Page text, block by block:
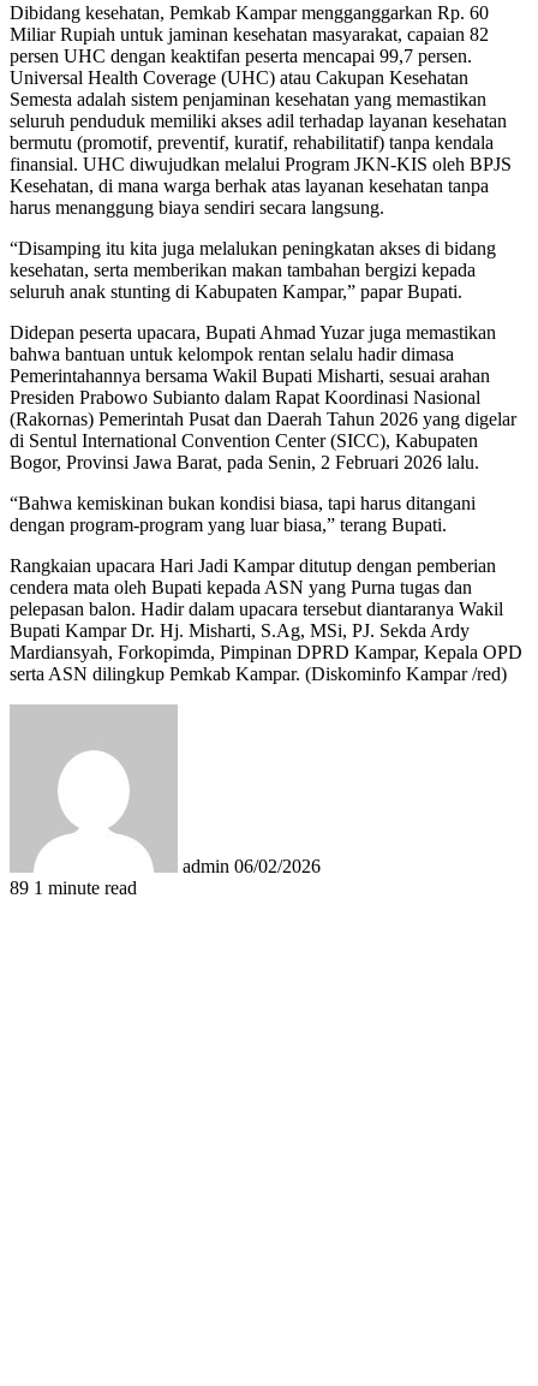
Dibidang kesehatan, Pemkab Kampar mengganggarkan Rp. 60
Miliar Rupiah untuk jaminan kesehatan masyarakat, capaian 82
persen UHC dengan keaktifan peserta mencapai 99,7 persen.
Universal Health Coverage (UHC) atau Cakupan Kesehatan
Semesta adalah sistem penjaminan kesehatan yang memastikan
seluruh penduduk memiliki akses adil terhadap layanan kesehatan
bermutu (promotif, preventif, kuratif, rehabilitatif) tanpa kendala
finansial. UHC diwujudkan melalui Program JKN-KIS oleh BPJS
Kesehatan, di mana warga berhak atas layanan kesehatan tanpa
harus menanggung biaya sendiri secara langsung.
“Disamping itu kita juga melalukan peningkatan akses di bidang
kesehatan, serta memberikan makan tambahan bergizi kepada
seluruh anak stunting di Kabupaten Kampar,” papar Bupati.
Didepan peserta upacara, Bupati Ahmad Yuzar juga memastikan
bahwa bantuan untuk kelompok rentan selalu hadir dimasa
Pemerintahannya bersama Wakil Bupati Misharti, sesuai arahan
Presiden Prabowo Subianto dalam Rapat Koordinasi Nasional
(Rakornas) Pemerintah Pusat dan Daerah Tahun 2026 yang digelar
di Sentul International Convention Center (SICC), Kabupaten
Bogor, Provinsi Jawa Barat, pada Senin, 2 Februari 2026 lalu.
“Bahwa kemiskinan bukan kondisi biasa, tapi harus ditangani
dengan program-program yang luar biasa,” terang Bupati.
Rangkaian upacara Hari Jadi Kampar ditutup dengan pemberian
cendera mata oleh Bupati kepada ASN yang Purna tugas dan
pelepasan balon. Hadir dalam upacara tersebut diantaranya Wakil
Bupati Kampar Dr. Hj. Misharti, S.Ag, MSi, PJ. Sekda Ardy
Mardiansyah, Forkopimda, Pimpinan DPRD Kampar, Kepala OPD
serta ASN dilingkup Pemkab Kampar. (Diskominfo Kampar /red)
admin 06/02/2026
89 1 minute read